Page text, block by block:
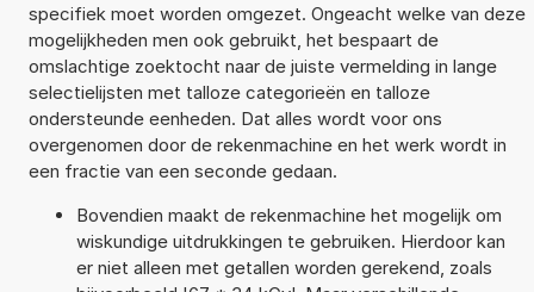
specifiek moet worden omgezet. Ongeacht welke van deze
mogelijkheden men ook gebruikt, het bespaart de
omslachtige zoektocht naar de juiste vermelding in lange
selectielijsten met talloze categorieën en talloze
ondersteunde eenheden. Dat alles wordt voor ons
overgenomen door de rekenmachine en het werk wordt in
een fractie van een seconde gedaan.
Bovendien maakt de rekenmachine het mogelijk om
wiskundige uitdrukkingen te gebruiken. Hierdoor kan
er niet alleen met getallen worden gerekend, zoals